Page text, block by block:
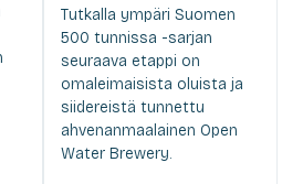
Tutkalla ympäri Suomen
500 tunnissa -sarjan
seuraava etappi on
omaleimaisista oluista ja
siidereistä tunnettu
ahvenanmaalainen Open
Water Brewery.